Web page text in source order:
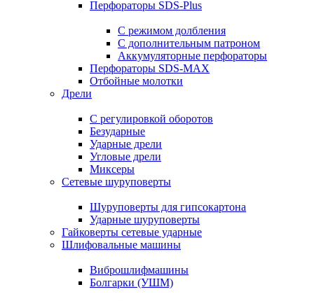
Перфораторы SDS-Plus
С режимом долбления
С дополнительным патроном
Аккумуляторные перфораторы
Перфораторы SDS-MAX
Отбойные молотки
Дрели
С регулировкой оборотов
Безударные
Ударные дрели
Угловые дрели
Миксеры
Сетевые шуруповерты
Шуруповерты для гипсокартона
Ударные шуруповерты
Гайковерты сетевые ударные
Шлифовальные машины
Виброшлифмашины
Болгарки (УШМ)